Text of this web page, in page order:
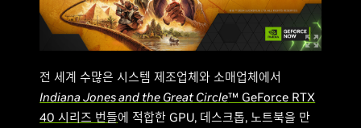
전 세계 수많은 시스템 제조업체와 소매업체에서
Indiana Jones and the Great Circle™ GeForce RTX
40 시리즈 번들에 적합한 GPU, 데스크톱, 노트북을 만